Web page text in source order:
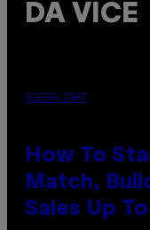
DA VICE
FLESHLIGHT
How To
Match,
Sales Up